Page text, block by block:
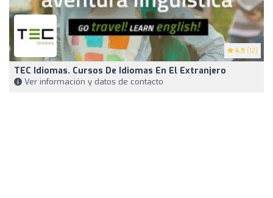
4.9 (12)
TEC Idiomas. Cursos De Idiomas En El Extranjero
Ver información y datos de contacto